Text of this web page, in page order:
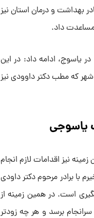
بهداشت و درمان استان نیز
مساعدت داد.
یاسوج، ادامه داد: در این
شهر که مطب دکتر داوودی نیز
یاسوجی
نیز اقدامات لازم انجام
با برادر مرحوم دکتر داودی
است. در همین زمینه از
برسد و هر چه زودتر